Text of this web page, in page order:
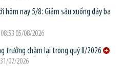
hôm nay 5/8: Giảm sâu xuống đáy ba
05/08/2026
trưởng chậm lại trong quý II/2026
07/2026